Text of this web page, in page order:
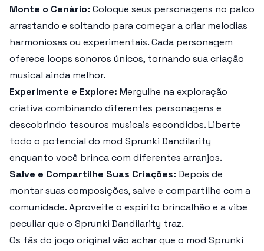
Monte o Cenário: Coloque seus personagens no palco
arrastando e soltando para começar a criar melodias
harmoniosas ou experimentais. Cada personagem
oferece loops sonoros únicos, tornando sua criação
musical ainda melhor.
Experimente e Explore: Mergulhe na exploração
criativa combinando diferentes personagens e
descobrindo tesouros musicais escondidos. Liberte
todo o potencial do mod Sprunki Dandilarity
enquanto você brinca com diferentes arranjos.
Salve e Compartilhe Suas Criações: Depois de
montar suas composições, salve e compartilhe com a
comunidade. Aproveite o espírito brincalhão e a vibe
peculiar que o Sprunki Dandilarity traz.
Os fãs do jogo original vão achar que o mod Sprunki